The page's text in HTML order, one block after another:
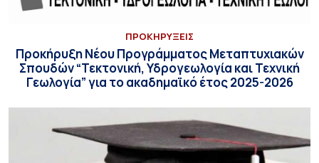
ΠΡΟΚΗΡΥΞΕΙΣ
Προκήρυξη Νέου Προγράμματος Μεταπτυχιακών
Σπουδών “Τεκτονική, Υδρογεωλογία και Τεχνική
Γεωλογία” για το ακαδημαϊκό έτος 2025-2026